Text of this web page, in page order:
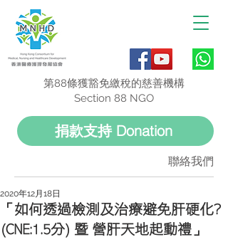
聯絡我們
捐款支持 Donation
第88條獲豁免繳稅的慈善機構
Section 88 NGO
「如何透過檢測及治療避免肝硬化?
(CNE:1.5分) 暨 營肝天地起動禮」
2020年12月18日